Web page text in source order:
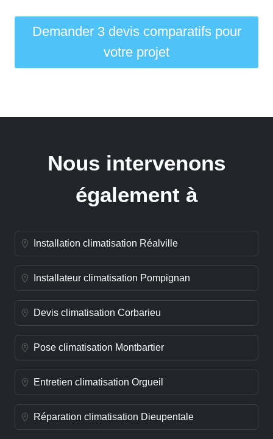
Demander 3 devis comparatifs pour
votre projet
Nous intervenons
également à
Installation climatisation Réalville
Installateur climatisation Pompignan
Devis climatisation Corbarieu
Pose climatisation Montbartier
Entretien climatisation Orgueil
Réparation climatisation Dieupentale